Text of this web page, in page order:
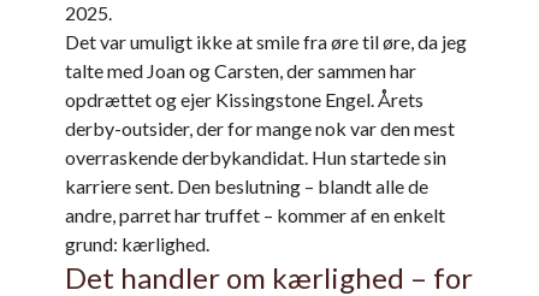
2025.
Det var umuligt ikke at smile fra øre til øre, da jeg
talte med Joan og Carsten, der sammen har
opdrættet og ejer Kissingstone Engel. Årets
derby-outsider, der for mange nok var den mest
overraskende derbykandidat. Hun startede sin
karriere sent. Den beslutning – blandt alle de
andre, parret har truffet – kommer af en enkelt
grund: kærlighed.
Det handler om kærlighed – for